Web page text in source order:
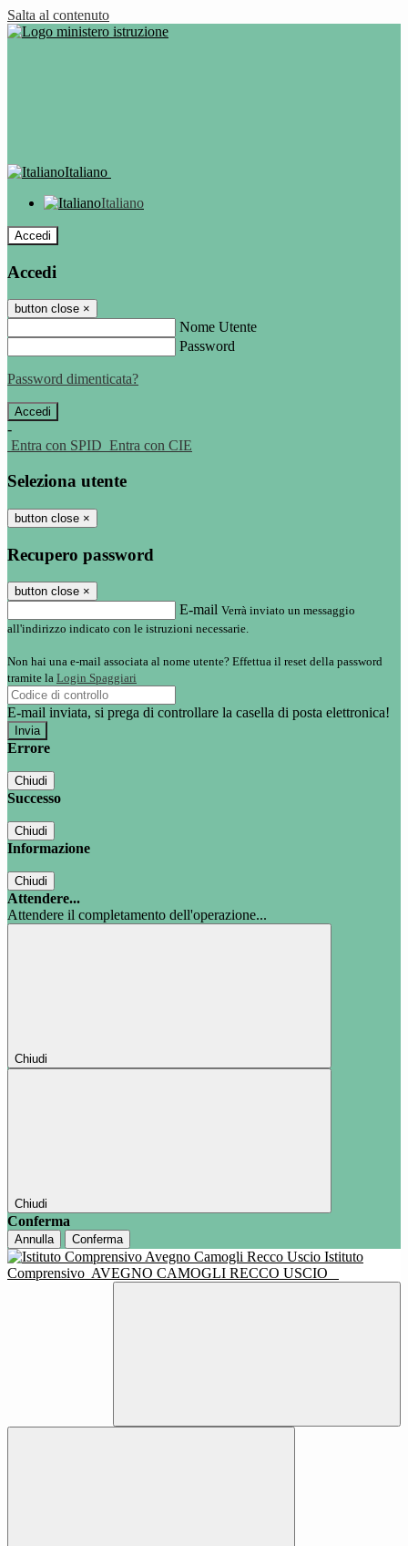
Salta al contenuto
Italiano
Italiano
Accedi
Accedi
button close ×
Nome Utente
Password
Password dimenticata?
-
Entra con SPID Entra con CIE
Seleziona utente
button close ×
Recupero password
button close ×
E-mail Verrà inviato un messaggio
all'indirizzo indicato con le istruzioni necessarie.
Non hai una e-mail associata al nome utente? Effettua il reset della password
tramite la Login Spaggiari
E-mail inviata, si prega di controllare la casella di posta elettronica!
Errore
Chiudi
Successo
Chiudi
Informazione
Chiudi
Attendere...
Attendere il completamento dell'operazione...
Chiudi
Chiudi
Conferma
Annulla Conferma
Istituto
Comprensivo AVEGNO CAMOGLI RECCO USCIO